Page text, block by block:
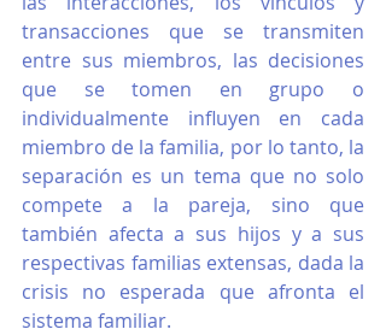
transacciones que se transmiten
entre sus miembros, las decisiones
que se tomen en grupo o
individualmente influyen en cada
miembro de la familia, por lo tanto, la
separación es un tema que no solo
compete a la pareja, sino que
también afecta a sus hijos y a sus
respectivas familias extensas, dada la
crisis no esperada que afronta el
sistema familiar.